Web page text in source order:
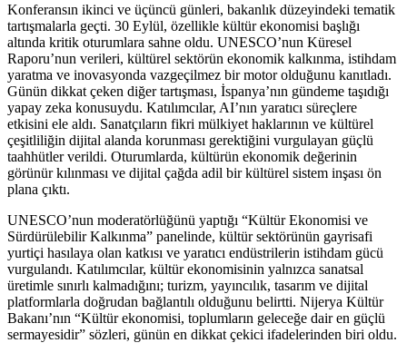
Konferansın ikinci ve üçüncü günleri, bakanlık düzeyindeki tematik
tartışmalarla geçti. 30 Eylül, özellikle kültür ekonomisi başlığı
altında kritik oturumlara sahne oldu. UNESCO’nun Küresel
Raporu’nun verileri, kültürel sektörün ekonomik kalkınma, istihdam
yaratma ve inovasyonda vazgeçilmez bir motor olduğunu kanıtladı.
Günün dikkat çeken diğer tartışması, İspanya’nın gündeme taşıdığı
yapay zeka konusuydu. Katılımcılar, AI’nın yaratıcı süreçlere
etkisini ele aldı. Sanatçıların fikri mülkiyet haklarının ve kültürel
çeşitliliğin dijital alanda korunması gerektiğini vurgulayan güçlü
taahhütler verildi. Oturumlarda, kültürün ekonomik değerinin
görünür kılınması ve dijital çağda adil bir kültürel sistem inşası ön
plana çıktı.
UNESCO’nun moderatörlüğünü yaptığı “Kültür Ekonomisi ve
Sürdürülebilir Kalkınma” panelinde, kültür sektörünün gayrisafi
yurtiçi hasılaya olan katkısı ve yaratıcı endüstrilerin istihdam gücü
vurgulandı. Katılımcılar, kültür ekonomisinin yalnızca sanatsal
üretimle sınırlı kalmadığını; turizm, yayıncılık, tasarım ve dijital
platformlarla doğrudan bağlantılı olduğunu belirtti. Nijerya Kültür
Bakanı’nın “Kültür ekonomisi, toplumların geleceğe dair en güçlü
sermayesidir” sözleri, günün en dikkat çekici ifadelerinden biri oldu.